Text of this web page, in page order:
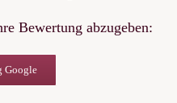
Bewertung abzugeben:
Google